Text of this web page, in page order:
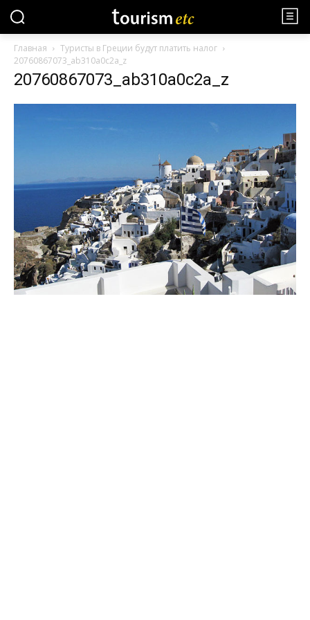
Главная
Туристы в Греции будут платить налог
20760867073_ab310a0c2a_z
20760867073_ab310a0c2a_z